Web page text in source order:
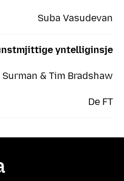
Suba Vasudevan
De FT
yntelliginsje
& Tim Bradshaw